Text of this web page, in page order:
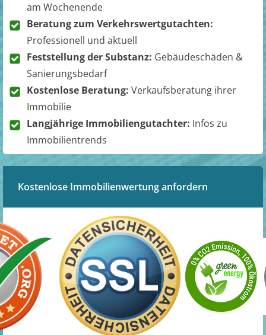
am Wochenende
Beratung zum Verkehrswertgutachten:
Professionell und aktuell
Feststellung der Substanz: Gebäudeschäden &
Sanierungsbedarf
Kostenlose Beratung: Verkaufsberatung ihrer
Immobilie
Langjährige Immobiliengutachter: Infos zu
Immobilientrends
Kostenlose Immobilienwertung anfordern